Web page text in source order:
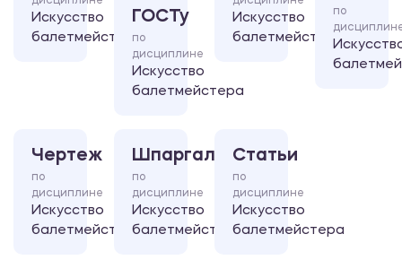
Искусство
балетмейстера
ГОСТу
по
дисциплине
Искусство
балетмейстера
Искусство
балетмейстера
по
Чертеж
по
дисциплине
Искусство
балетмейстера
Шпаргалка
по
дисциплине
Искусство
балетмейстера
Статьи
по
дисциплине
Искусство
балетмейстера